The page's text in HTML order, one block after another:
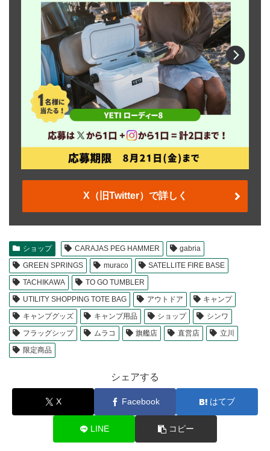
X（旧Twitter）で詳しく
ショップ CARAJAS PEG HAMMER
gabria
GREEN SPRINGS
muraco
SATELLITE FIRE BASE
TACHIKAWA
TO GO TUMBLER
UTILITY SHOPPING TOTE BAG
アウトドア
キャンプ
キャンプグッズ
キャンプ用品 ショップ
シンワ
フラッグシップ
ムラコ 旗艦店 直営店
立川
限定商品
シェアする
X Facebook はてブ
LINE コピー